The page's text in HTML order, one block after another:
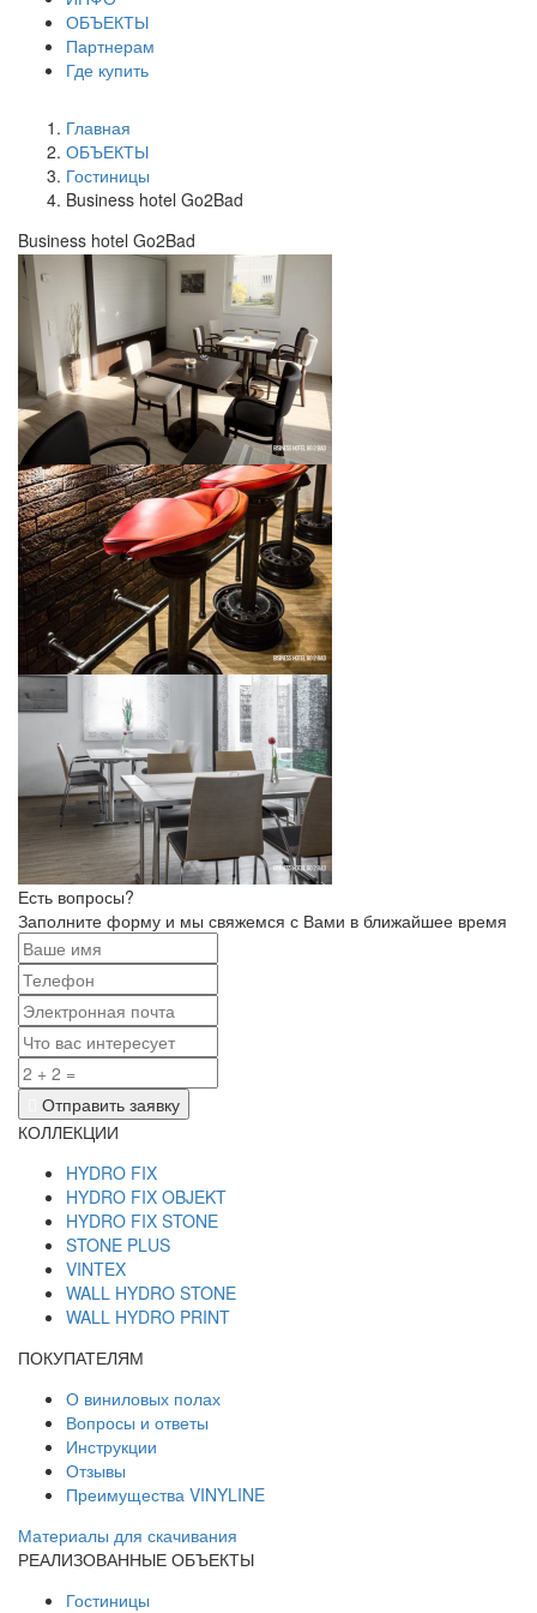
ОБЪЕКТЫ
Партнерам
Где купить
Главная
ОБЪЕКТЫ
Гостиницы
Business hotel Go2Bad
Business hotel Go2Bad
Есть вопросы?
Заполните форму и мы свяжемся с Вами в ближайшее время
Отправить заявку
КОЛЛЕКЦИИ
HYDRO FIX
HYDRO FIX OBJEKT
HYDRO FIX STONE
STONE PLUS
VINTEX
WALL HYDRO STONE
WALL HYDRO PRINT
ПОКУПАТЕЛЯМ
О виниловых полах
Вопросы и ответы
Инструкции
Отзывы
Преимущества VINYLINE
Материалы для скачивания
РЕАЛИЗОВАННЫЕ ОБЪЕКТЫ
Гостиницы